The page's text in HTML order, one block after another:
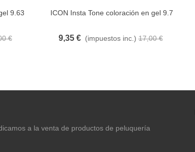
9.63
€
FAVORITO
ICON Insta Tone coloración en gel 9.7
9,35 € (impuestos inc.) 17,00 €
a la venta de productos de peluquería